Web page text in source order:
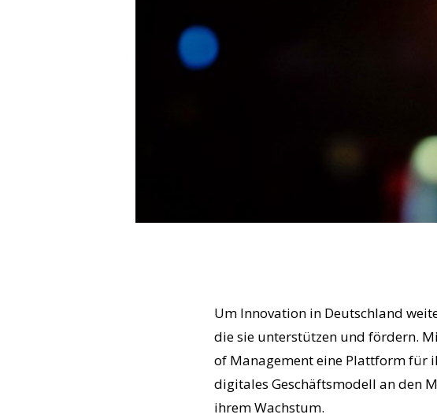
Um Innovation in Deutschland
die sie unterstützen und fördern.
of Management eine Plattform für
digitales Geschäftsmodell an den
ihrem Wachstum.